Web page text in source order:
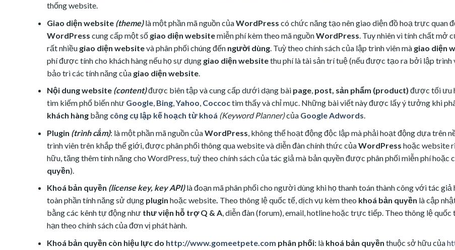
thống website.
Giao diện website (theme)là một phần mã nguồn củaWordPress có chức năng tạo nên giao diện đồ hoạ trực quan
WordPress cung cấp một số giao diện websitemiễn phí kèm theo mã nguồnWordPress . Tuy nhiên vì tính chất mở
rất nhiều giao diện websitevà phân phối chúng đến người dùng. Tuỳ theo chính sách của lập trình viên mà giao diện
phí được tính cho khách hàng nếu họ sự dụng giao diện websitethu phí là tài sản trí tuệ (nếu được tạo ra bởi lập trình
bảo trì các tính năng củagiao diện website.
Nội dung website (content)được biên tập và cung cấp dưới dạng bài page, post, sản phẩm (product) được tối ưu
tìm kiếm phổ biến như Google, Bing,Yahoo, Coccoctìm thấy và chỉ mục. Những bài viết này được lấy ý tưởng khi
khách hàngbằng công cụ lập kế hoạch từ khoá (Keyword Planner)của Google Adwords.
Plugin (trình cắm): là một phần mã nguồn củaWordPress, không thể hoạt động độc lập mà phải hoạt động dựa trên
trình viên trên khắp thế giới, được phân phối thông qua website và diễn đàn chính thức củaWordPress hoặc website
hữu, tăng thêm tính năng cho WordPress, tuỳ theo chính sách của tác giả mà bản quyền được phân phối miễn phí hoặc
quyền).
Khoá bản quyền (license key, key API)là đoạn mã phân phối cho người dùng khi họ thanh toán thành công với tác
toàn phần tính năng sử dụng plugin hoặc website. Theo thông lệ quốc tế, dịch vụ kèm theo khoá bản quyền là cập
bằng các kênh tự động như thư viện hỗ trợ Q & A, diễn đàn (forum), email, hotline hoặc trực tiếp. Theo thông lệ quốc
hạn theo chính sách của đơn vị phát hành.
Khoá bản quyền còn hiệu lực do http://www.gomeetpete.com phân phối: là khoá bản quyền thuộc sở hữu của